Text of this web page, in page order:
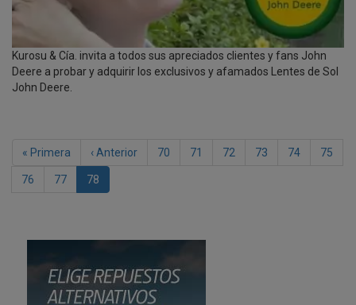
Kurosu & Cía. invita a todos sus apreciados clientes y fans John
Deere a probar y adquirir los exclusivos y afamados Lentes de Sol
John Deere.
Primera
« Primera
Página
anterior
‹ Anterior Page
70 Page
71 Page
72 Page
73 Page
74 Page
75
Page
76 Page
77
Página
actual
78